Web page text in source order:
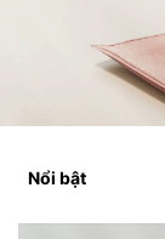
Nổi bật